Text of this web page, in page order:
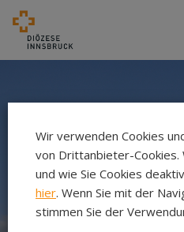
Wir verwenden Cookies
von Drittanbieter-
und wie Sie Cookies
hier. Wenn Sie mit der
stimmen Sie der